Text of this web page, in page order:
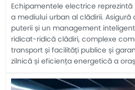
Echipamentele electrice
a mediului urban al clădirii.
puterii și un management
ridicat-ridică clădiri, complexe
transport și facilități publice și
zilnică și eficiența energetică a